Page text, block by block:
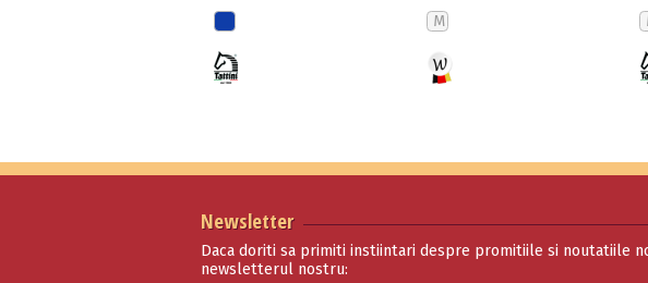
M
Newsletter
Daca doriti sa primiti instiintari despre promitiile si noutatiile
newsletterul nostru: